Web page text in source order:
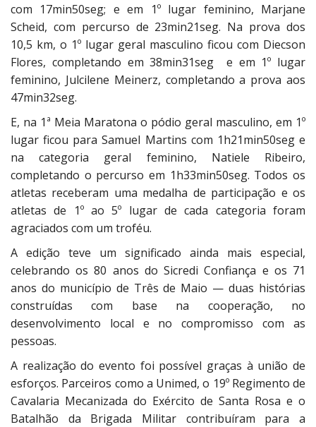
com 17min50seg; e em 1º lugar feminino, Marjane
Scheid, com percurso de 23min21seg. Na prova dos
10,5 km, o 1º lugar geral masculino ficou com Diecson
Flores, completando em 38min31seg e em 1º lugar
feminino, Julcilene Meinerz, completando a prova aos
47min32seg.
E, na 1ª Meia Maratona o pódio geral masculino, em 1º
lugar ficou para Samuel Martins com 1h21min50seg e
na categoria geral feminino, Natiele Ribeiro,
completando o percurso em 1h33min50seg. Todos os
atletas receberam uma medalha de participação e os
atletas de 1º ao 5º lugar de cada categoria foram
agraciados com um troféu.
A edição teve um significado ainda mais especial,
celebrando os 80 anos do Sicredi Confiança e os 71
anos do município de Três de Maio — duas histórias
construídas com base na cooperação, no
desenvolvimento local e no compromisso com as
pessoas.
A realização do evento foi possível graças à união de
esforços. Parceiros como a Unimed, o 19º Regimento de
Cavalaria Mecanizada do Exército de Santa Rosa e o
Batalhão da Brigada Militar contribuíram para a